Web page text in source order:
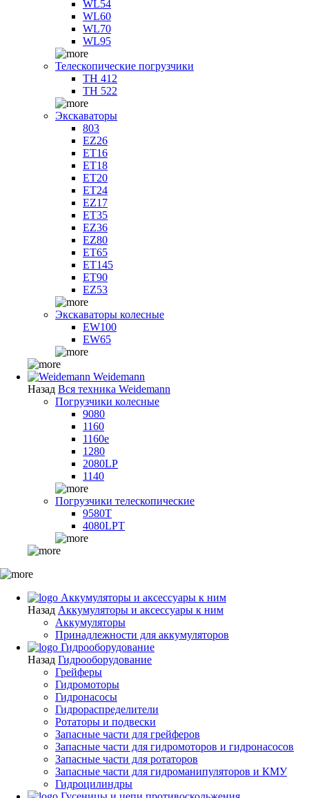
WL54
WL60
WL70
WL95
Телескопические погрузчики
TH 412
TH 522
Экскаваторы
803
EZ26
ET16
ET18
ET20
ET24
EZ17
ET35
EZ36
EZ80
ET65
ET145
ET90
EZ53
Экскаваторы колесные
EW100
EW65
Weidemann
Назад Вся техника Weidemann
Погрузчики колесные
9080
1160
1160e
1280
2080LP
1140
Погрузчики телескопические
9580T
4080LPT
Аккумуляторы и аксессуары к ним
Назад Аккумуляторы и аксессуары к ним
Аккумуляторы
Принадлежности для аккумуляторов
Гидрооборудование
Назад Гидрооборудование
Грейферы
Гидромоторы
Гидронасосы
Гидрораспределители
Ротаторы и подвески
Запасные части для грейферов
Запасные части для гидромоторов и гидронасосов
Запасные части для ротаторов
Запасные части для гидроманипуляторов и КМУ
Гидроцилиндры